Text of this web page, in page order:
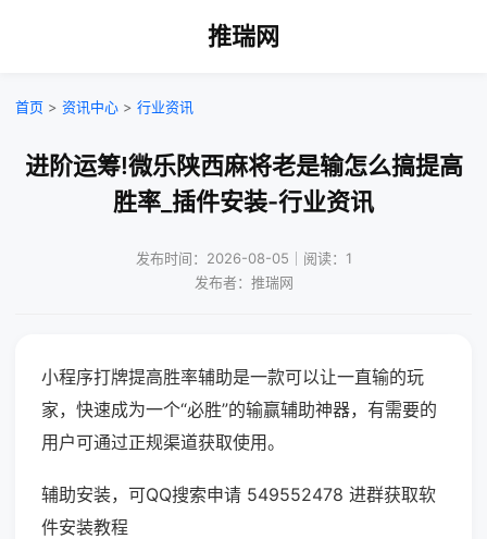
推瑞网
首页 > 资讯中心 > 行业资讯
进阶运筹!微乐陕西麻将老是输怎么搞提高
胜率_插件安装-行业资讯
发布时间：2026-08-05｜阅读：1
发布者：推瑞网
小程序打牌提高胜率辅助是一款可以让一直输的玩
家，快速成为一个“必胜”的输赢辅助神器，有需要的
用户可通过正规渠道获取使用。
辅助安装，可QQ搜索申请 549552478 进群获取软
件安装教程